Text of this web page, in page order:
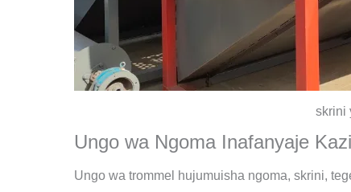
skrini
Ungo wa Ngoma Inafanyaje
Ungo wa trommel hujumuisha ngoma, skrini,